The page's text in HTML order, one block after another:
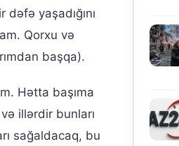
yaşadığını
Qorxu və
başqa).
Hətta başıma
illərdir bunları
sağaldacaq, bu